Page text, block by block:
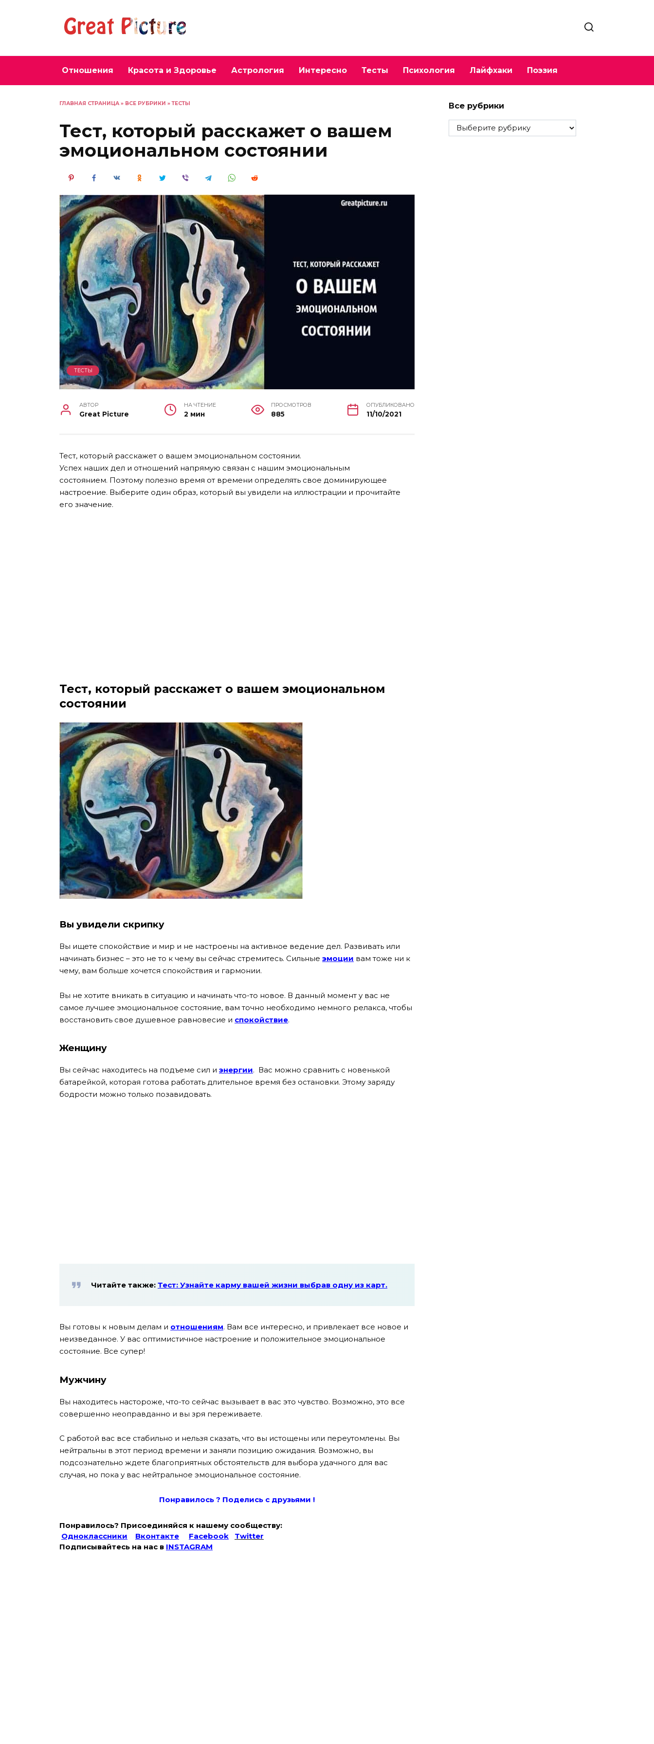
Отношения Красота и Здоровье Астрология Интересно Тесты Психология Лайфхаки Поэзия
ГЛАВНАЯ СТРАНИЦА » ВСЕ РУБРИКИ »ТЕСТЫ
Тест, который расскажет о вашем
эмоциональном состоянии
ТЕСТЫ
АВТОР
Great Picture
НА ЧТЕНИЕ
2 мин
ПРОСМОТРОВ
885
ОПУБЛИКОВАНО
11/10/2021
Тест, который расскажет о вашем эмоциональном состоянии.
Успех наших дел и отношений напрямую связан с нашим эмоциональным
состоянием. Поэтому полезно время от времени определять свое доминирующее
настроение. Выберите один образ, который вы увидели на иллюстрации и прочитайте
его значение.
Тест, который расскажет о вашем эмоциональном
состоянии
Вы увидели скрипку
Вы ищете спокойствие и мир и не настроены на активное ведение дел. Развивать или
начинать бизнес – это не то к чему вы сейчас стремитесь. Сильные эмоции вам тоже ни к
чему, вам больше хочется спокойствия и гармонии.
Вы не хотите вникать в ситуацию и начинать что-то новое. В данный момент у вас не
самое лучшее эмоциональное состояние, вам точно необходимо немного релакса, чтобы
восстановить свое душевное равновесие и спокойствие.
Женщину
Вы сейчас находитесь на подъеме сил и энергии. Вас можно сравнить с новенькой
батарейкой, которая готова работать длительное время без остановки. Этому заряду
бодрости можно только позавидовать.
Читайте также: Тест: Узнайте карму вашей жизни выбрав одну из карт.
Вы готовы к новым делам и отношениям. Вам все интересно, и привлекает все новое и
неизведанное. У вас оптимистичное настроение и положительное эмоциональное
состояние. Все супер!
Мужчину
Вы находитесь настороже, что-то сейчас вызывает в вас это чувство. Возможно, это все
совершенно неоправданно и вы зря переживаете.
С работой вас все стабильно и нельзя сказать, что вы истощены или переутомлены. Вы
нейтральны в этот период времени и заняли позицию ожидания. Возможно, вы
подсознательно ждете благоприятных обстоятельств для выбора удачного для вас
случая, но пока у вас нейтральное эмоциональное состояние.
Понравилось ? Поделись с друзьями !
Понравилось? Присоединяйся к нашему сообществу:
Одноклассники
Вконтакте Facebook
Twitter
Подписывайтесь на наc в INSTAGRAM
Все рубрики
Все
рубрики